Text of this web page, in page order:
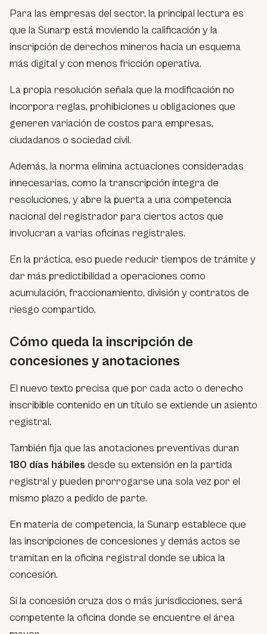
Para las empresas del sector, la principal lectura es
que la Sunarp está moviendo la calificación y la
inscripción de derechos mineros hacia un esquema
más digital y con menos fricción operativa.
La propia resolución señala que la modificación no
incorpora reglas, prohibiciones u obligaciones que
generen variación de costos para empresas,
ciudadanos o sociedad civil.
Además, la norma elimina actuaciones consideradas
innecesarias, como la transcripción íntegra de
resoluciones, y abre la puerta a una competencia
nacional del registrador para ciertos actos que
involucran a varias oficinas registrales.
En la práctica, eso puede reducir tiempos de trámite y
dar más predictibilidad a operaciones como
acumulación, fraccionamiento, división y contratos de
riesgo compartido.
Cómo queda la inscripción de
concesiones y anotaciones
El nuevo texto precisa que por cada acto o derecho
inscribible contenido en un título se extiende un asiento
registral.
También fija que las anotaciones preventivas duran
180 días hábiles desde su extensión en la partida
registral y pueden prorrogarse una sola vez por el
mismo plazo a pedido de parte.
En materia de competencia, la Sunarp establece que
las inscripciones de concesiones y demás actos se
tramitan en la oficina registral donde se ubica la
concesión.
Si la concesión cruza dos o más jurisdicciones, será
competente la oficina donde se encuentre el área